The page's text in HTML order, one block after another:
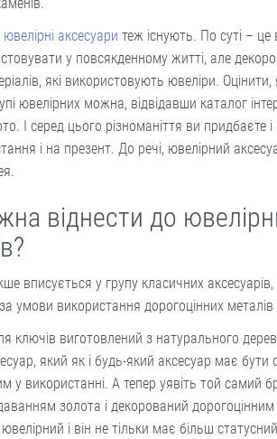
ювелірні аксесуари теж існують. По суті – це
у повсякденному житті, але
які використовують ювеліри. Оцінити,
ювелірних можна, відвідавши каталог
І серед цього різноманіття ви придбаєте і
і на презент. До речі, ювелірний
віднести до
вписується у групу класичних
умови використання дорогоцінних
ключів виготовлений з натурального
який як і будь-який аксесуар має
у використанні. А тепер уявіть той самий
золота і декорований
і він не тільки має більш